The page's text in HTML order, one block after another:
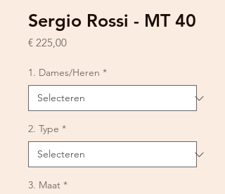
Sergio Rossi - MT 40
€ 225,00Prijs
1. Dames/Heren *
2. Type *
3. Maat *